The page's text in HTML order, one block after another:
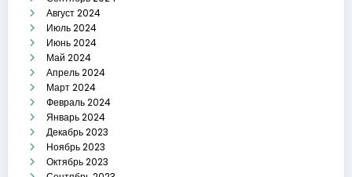
Август 2024
Июль 2024
Июнь 2024
Май 2024
Апрель 2024
Март 2024
Февраль 2024
Январь 2024
Декабрь 2023
Ноябрь 2023
Октябрь 2023